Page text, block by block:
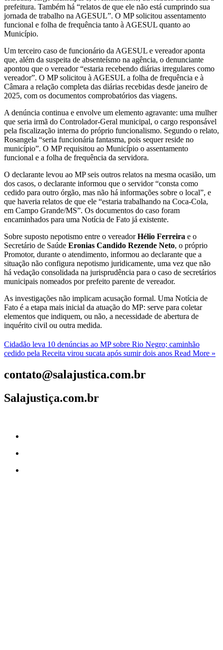
prefeitura. Também há “relatos de que ele não está cumprindo sua
jornada de trabalho na AGESUL”. O MP solicitou assentamento
funcional e folha de frequência tanto à AGESUL quanto ao
Município.
Um terceiro caso de funcionário da AGESUL e vereador aponta
que, além da suspeita de absenteísmo na agência, o denunciante
apontou que o vereador “estaria recebendo diárias irregulares como
vereador”. O MP solicitou à AGESUL a folha de frequência e à
Câmara a relação completa das diárias recebidas desde janeiro de
2025, com os documentos comprobatórios das viagens.
A denúncia continua e envolve um elemento agravante: uma mulher
que seria irmã do Controlador-Geral municipal, o cargo responsável
pela fiscalização interna do próprio funcionalismo. Segundo o relato,
Rosangela “seria funcionária fantasma, pois sequer reside no
município”. O MP requisitou ao Município o assentamento
funcional e a folha de frequência da servidora.
O declarante levou ao MP seis outros relatos na mesma ocasião, um
dos casos, o declarante informou que o servidor “consta como
cedido para outro órgão, mas não há informações sobre o local”, e
que haveria relatos de que ele “estaria trabalhando na Coca-Cola,
em Campo Grande/MS”. Os documentos do caso foram
encaminhados para uma Notícia de Fato já existente.
Sobre suposto nepotismo entre o vereadorHélio Ferreira e o
Secretário de Saúde Eronias Candido Rezende Neto, o próprio
Promotor, durante o atendimento, informou ao declarante que a
situação não configura nepotismo juridicamente, uma vez que não
há vedação consolidada na jurisprudência para o caso de secretários
municipais nomeados por prefeito parente de vereador.
As investigações não implicam acusação formal. Uma Notícia de
Fato é a etapa mais inicial da atuação do MP: serve para coletar
elementos que indiquem, ou não, a necessidade de abertura de
inquérito civil ou outra medida.
Cidadão leva 10 denúncias ao MP sobre Rio Negro; caminhão
cedido pela Receita virou sucata após sumir dois anos Read More »
contato@salajustica.com.br
Salajustiça.com.br